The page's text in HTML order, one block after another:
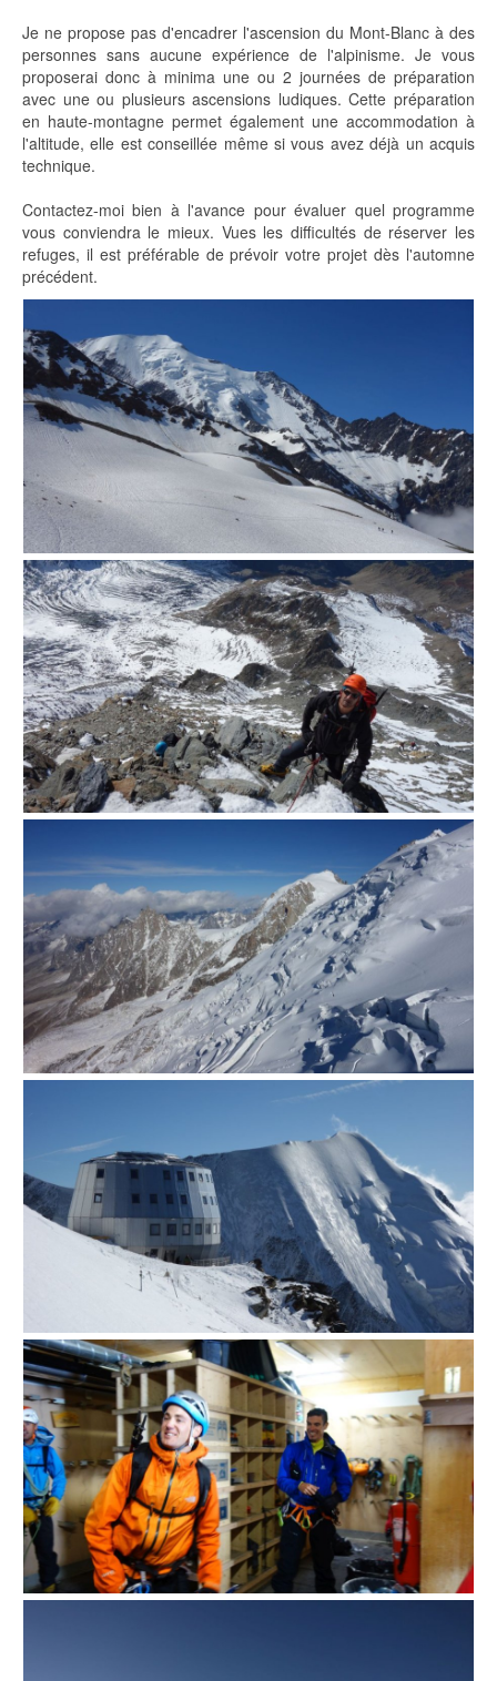
Je ne propose pas d'encadrer l'ascension du Mont-Blanc à des
personnes sans aucune expérience de l'alpinisme. Je vous
proposerai donc à minima une ou 2 journées de préparation
avec une ou plusieurs ascensions ludiques. Cette préparation
en haute-montagne permet également une accommodation à
l'altitude, elle est conseillée même si vous avez déjà un acquis
technique.
Contactez-moi bien à l'avance pour évaluer quel programme
vous conviendra le mieux. Vues les difficultés de réserver les
refuges, il est préférable de prévoir votre projet dès l'automne
précédent.